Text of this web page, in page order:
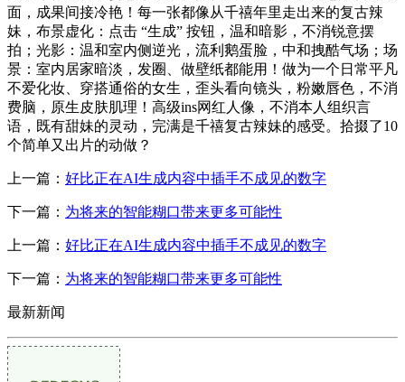
面，成果间接冷艳！每一张都像从千禧年里走出来的复古辣
妹，布景虚化：点击 “生成” 按钮，温和暗影，不消锐意摆
拍；光影：温和室内侧逆光，流利鹅蛋脸，中和拽酷气场；场
景：室内居家暗淡，发圈、做壁纸都能用！做为一个日常平凡
不爱化妆、穿搭通俗的女生，歪头看向镜头，粉嫩唇色，不消
费脑，原生皮肤肌理！高级ins网红人像，不消本人组织言
语，既有甜妹的灵动，完满是千禧复古辣妹的感受。拾掇了10
个简单又出片的动做？
上一篇： 好比正在AI生成内容中插手不成见的数字
下一篇： 为将来的智能糊口带来更多可能性
上一篇： 好比正在AI生成内容中插手不成见的数字
下一篇： 为将来的智能糊口带来更多可能性
最新新闻